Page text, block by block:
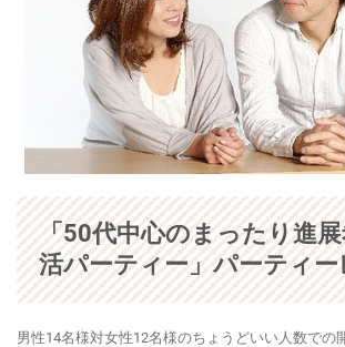
「50代中心のまったり進
活パーティー」パーティ
男性14名様対女性12名様のちょうどいい人数での